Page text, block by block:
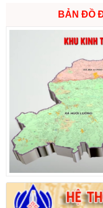
BẢN ĐỒ